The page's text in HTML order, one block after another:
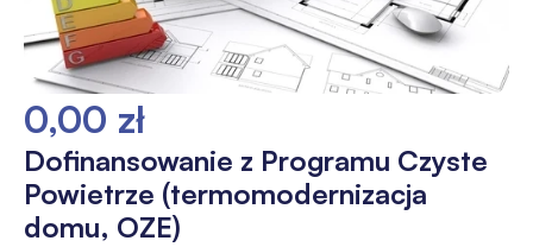
0,00 zł
Dofinansowanie z Programu Czyste
Powietrze (termomodernizacja
domu, OZE)